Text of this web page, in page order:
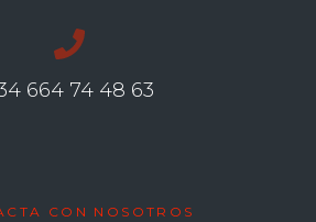
664 74 48 63
CON NOSOTROS